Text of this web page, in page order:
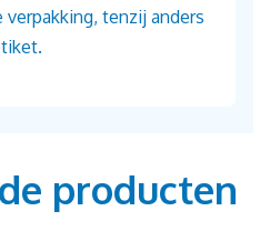
tenzij anders
producten